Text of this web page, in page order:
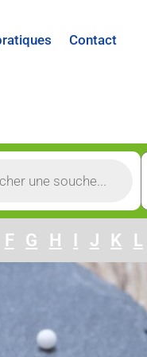
Contact
F G H I J K L